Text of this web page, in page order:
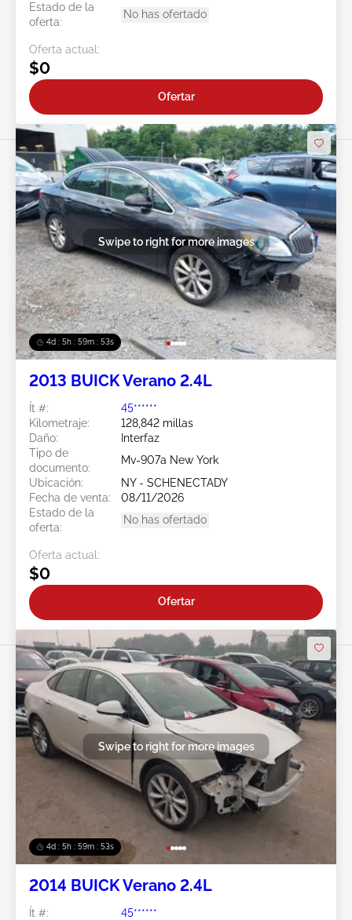
Estado de la
oferta:
No has ofertado
Oferta actual:
$0
Ofertar
4d : 5h : 59m : 50s
Swipe to right for more images
2013 BUICK Verano 2.4L
Ít #:
45******
Kilometraje:
128,842 millas
Daño:
Interfaz
Tipo de
documento:
Mv-907a New York
Ubicación:
NY - SCHENECTADY
Fecha de venta:
08/11/2026
Estado de la
oferta:
No has ofertado
Oferta actual:
$0
Ofertar
4d : 5h : 59m : 50s
Swipe to right for more images
2014 BUICK Verano 2.4L
Ít #:
45******